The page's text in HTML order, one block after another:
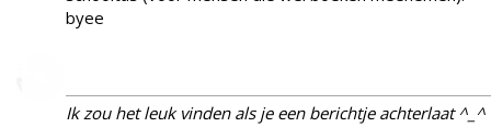
byee
Ik zou het leuk vinden als je een berichtje achterlaat ^_^